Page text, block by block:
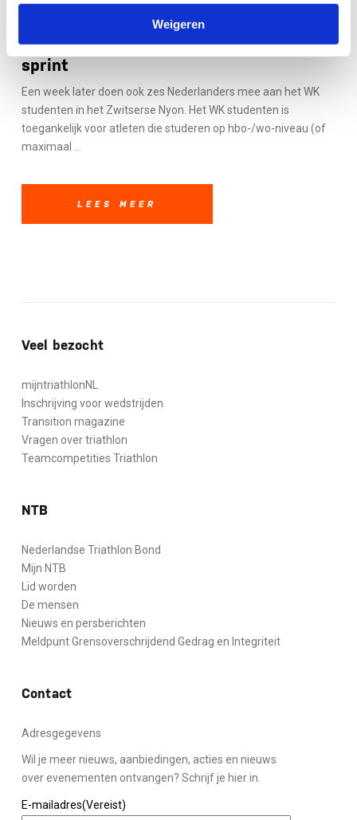
Weigeren
TeamNL Triathlon in Polen voor EK
sprint
Een week later doen ook zes Nederlanders mee aan het WK
studenten in het Zwitserse Nyon. Het WK studenten is
toegankelijk voor atleten die studeren op hbo-/wo-niveau (of
maximaal ...
LEES MEER
Veel bezocht
mijntriathlonNL
Inschrijving voor wedstrijden
Transition magazine
Vragen over triathlon
Teamcompetities Triathlon
NTB
Nederlandse Triathlon Bond
Mijn NTB
Lid worden
De mensen
Nieuws en persberichten
Meldpunt Grensoverschrijdend Gedrag en Integriteit
Contact
Adresgegevens
Wil je meer nieuws, aanbiedingen, acties en nieuws
over evenementen ontvangen? Schrijf je hier in.
E-mailadres(Vereist)